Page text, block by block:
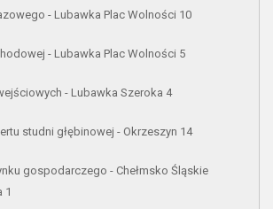
- Lubawka Plac Wolności 10
- Lubawka Plac Wolności 5
- Lubawka Szeroka 4
studni głębinowej - Okrzeszyn 14
gospodarczego - Chełmsko Śląskie
1